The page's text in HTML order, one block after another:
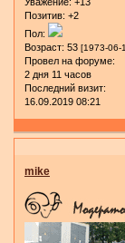
Позитив: +2
Пол:
Возраст: 53 [1973-06-
Провел на форуме:
2 дня 11 часов
Последний визит:
16.09.2019 08:21
mike